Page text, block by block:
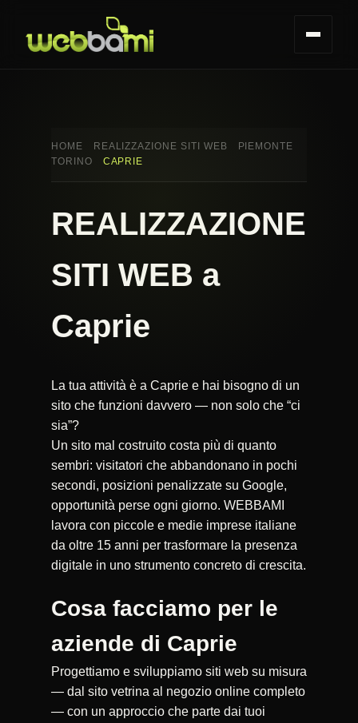
HOME REALIZZAZIONE SITI WEB
PIEMONTE
TORINO
CAPRIE
REALIZZAZIONE
SITI WEB a
Caprie
La tua attività è a Caprie e hai bisogno di un
sito che funzioni davvero — non solo che “ci
sia”?
Un sito mal costruito costa più di quanto
sembri: visitatori che abbandonano in pochi
secondi, posizioni penalizzate su Google,
opportunità perse ogni giorno. WEBBAMI
lavora con piccole e medie imprese italiane
da oltre 15 anni per trasformare la presenza
digitale in uno strumento concreto di crescita.
Cosa facciamo per le
aziende di Caprie
Progettiamo e sviluppiamo siti web su misura
— dal sito vetrina al negozio online completo
— con un approccio che parte dai tuoi